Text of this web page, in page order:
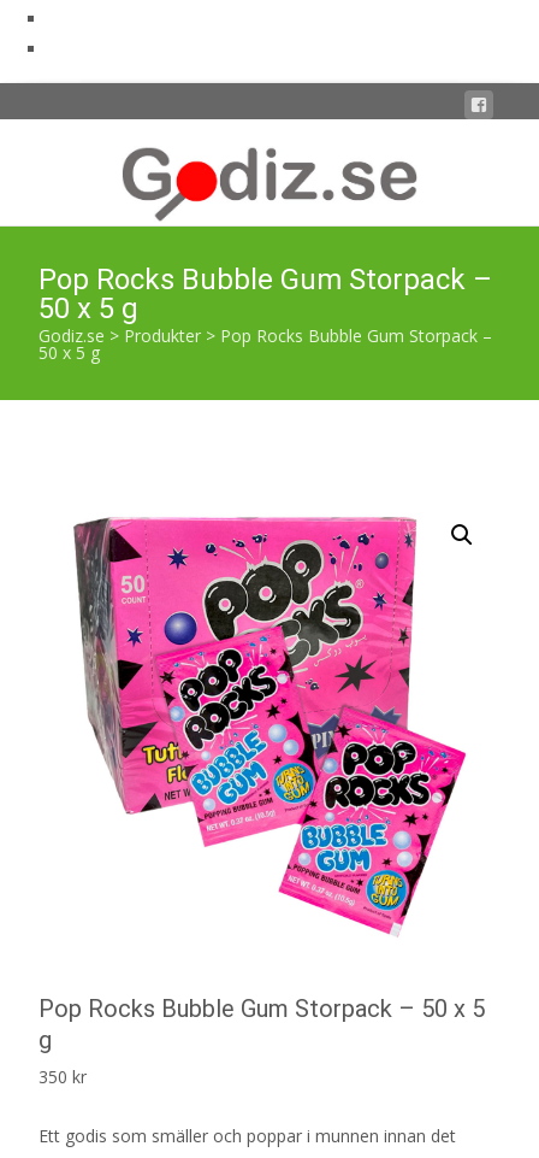
Pop Rocks Bubble Gum Storpack –
50 x 5 g
Godiz.se > Produkter > Pop Rocks Bubble Gum Storpack –
50 x 5 g
Pop Rocks Bubble Gum Storpack – 50 x 5
g
350 kr
Ett godis som smäller och poppar i munnen innan det